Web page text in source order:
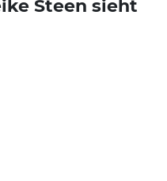
Steen sieht